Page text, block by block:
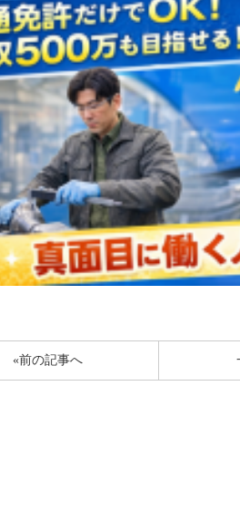
«前の記事へ